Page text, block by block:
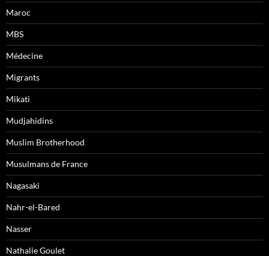
Maroc
MBS
Médecine
Migrants
Mikati
Mudjahidins
Muslim Brotherhood
Musulmans de France
Nagasaki
Nahr-el-Bared
Nasser
Nathalie Goulet